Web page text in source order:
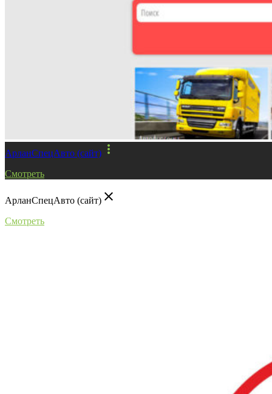
АрланСпецАвто (сайт) more_vert
Смотреть
АрланСпецАвто (сайт) close
Смотреть